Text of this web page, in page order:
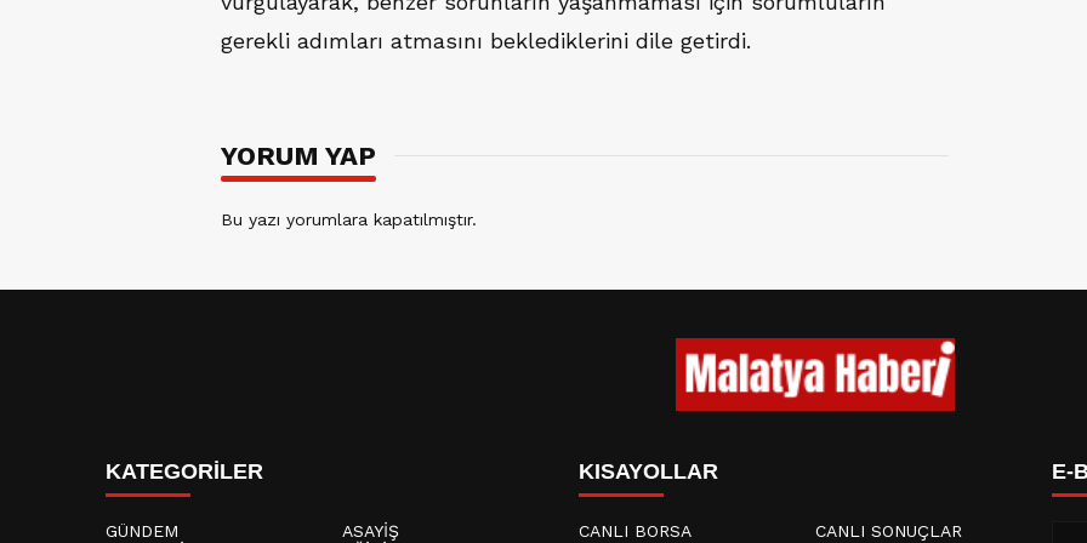
gerekli adımları atmasını beklediklerini dile getirdi.
YORUM YAP
Bu yazı yorumlara kapatılmıştır.
KATEGORİLER
GÜNDEM
ASAYİŞ
KISAYOLLAR
CANLI BORSA
CANLI SONUÇLAR
E-